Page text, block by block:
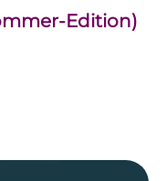
Edition)